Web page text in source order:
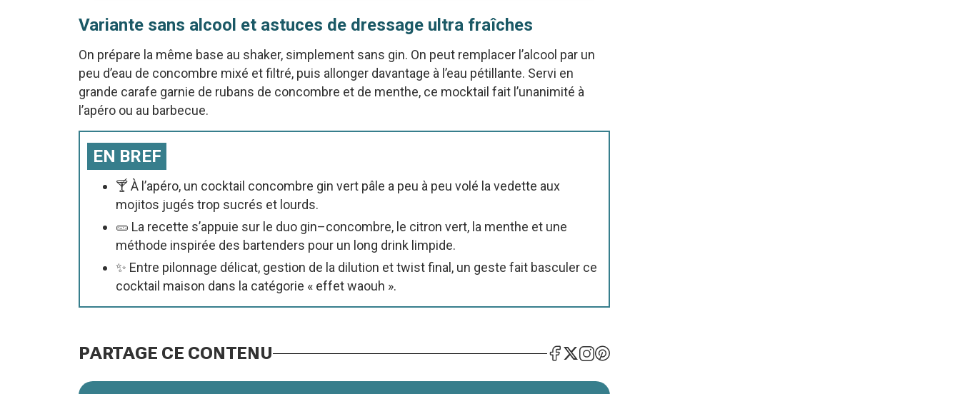
Variante sans alcool et astuces de dressage ultra fraîches
On prépare la même base au shaker, simplement sans gin. On peut remplacer l’alcool par un
peu d’eau de concombre mixé et filtré, puis allonger davantage à l’eau pétillante. Servi en
grande carafe garnie de rubans de concombre et de menthe, ce mocktail fait l’unanimité à
l’apéro ou au barbecue.
EN BREF
🍸 À l’apéro, un cocktail concombre gin vert pâle a peu à peu volé la vedette aux
mojitos jugés trop sucrés et lourds.
🥒 La recette s’appuie sur le duo gin–concombre, le citron vert, la menthe et une
méthode inspirée des bartenders pour un long drink limpide.
✨ Entre pilonnage délicat, gestion de la dilution et twist final, un geste fait basculer ce
cocktail maison dans la catégorie « effet waouh ».
PARTAGE CE CONTENU